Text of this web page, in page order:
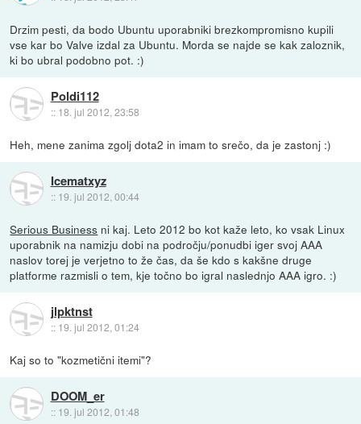
Drzim pesti, da bodo Ubuntu uporabniki brezkompromisno kupili
vse kar bo Valve izdal za Ubuntu. Morda se najde se kak zaloznik,
ki bo ubral podobno pot. :)
Poldi112
:: 18. jul 2012, 23:58
Heh, mene zanima zgolj dota2 in imam to srečo, da je zastonj :)
Icematxyz
:: 19. jul 2012, 00:44
Serious Business ni kaj. Leto 2012 bo kot kaže leto, ko vsak Linux
uporabnik na namizju dobi na področju/ponudbi iger svoj AAA
naslov torej je verjetno to že čas, da še kdo s kakšne druge
platforme razmisli o tem, kje točno bo igral naslednjo AAA igro. :)
jlpktnst
:: 19. jul 2012, 01:24
Kaj so to "kozmetični itemi"?
DOOM_er
:: 19. jul 2012, 01:48